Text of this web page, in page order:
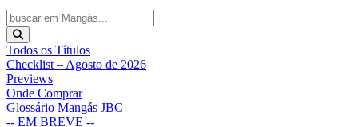
Todos os Títulos
Checklist – Agosto de 2026
Previews
Onde Comprar
Glossário Mangás JBC
-- EM BREVE --